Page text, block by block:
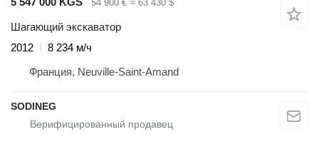
54 900 € ≈ 63 430 $
Шагающий экскаватор
2012
8 234 м/ч
Франция, Neuville-Saint-Amand
SODINEG